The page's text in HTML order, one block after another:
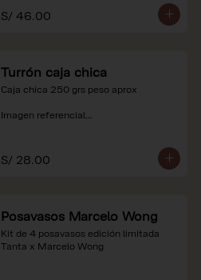
soles e incluyen impuestos de ley y
recargo al consumo.
S/ 46.00
Turrón caja chica
Caja chica 250 grs peso aprox
Imagen referencial
soles e incluyen impuestos de ley y
recargo al consumo.
S/ 28.00
Posavasos Marcelo Wong
Kit de 4 posavasos edición limitada
Tanta x Marcelo Wong